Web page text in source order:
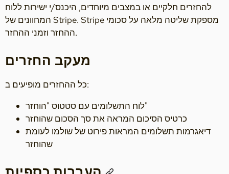
להחזרים חלקיים או במצבים מיוחדים, היכנס/י ישירות ללוח
המחוונים של Stripe. Stripe מספקת שליטה מלאה על סכומי
ההחזר וזמני ההחזר.
מעקב החזרים
כל ההחזרים מופיעים ב:
לוח התשלומים עם סטטוס "הוחזר"
כרטיס הסיכום המראה את סך הסכום שהוחזר
דיאגרמות תשלומים המראות פירוט של שולמו לעומת
שהוחזר